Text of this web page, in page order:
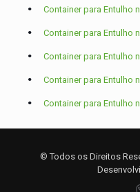
Container para Entulho
Container para Entulho
Container para Entulho
Container para Entulho
Container para Entulho
© Todos os Direitos